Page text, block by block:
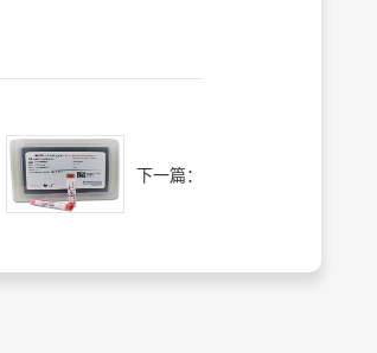
下一篇：